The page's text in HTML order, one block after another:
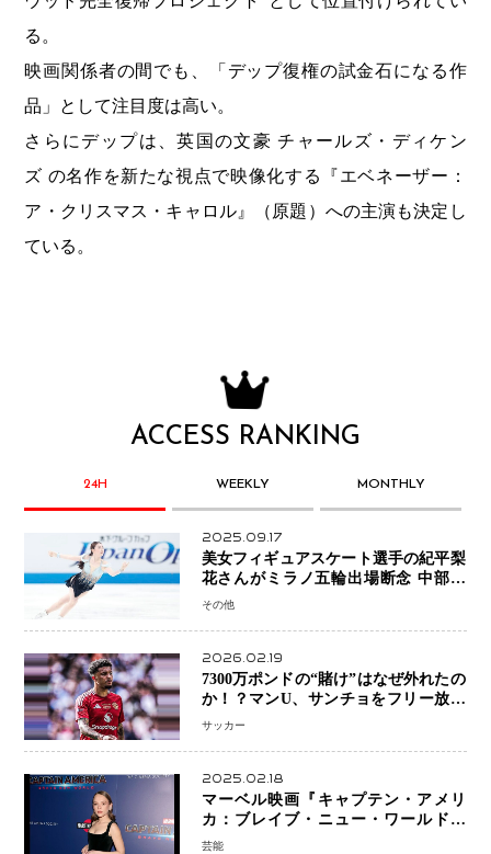
る。
映画関係者の間でも、「デップ復権の試金石になる作
品」として注目度は高い。
さらにデップは、英国の文豪 チャールズ・ディケン
ズ の名作を新たな視点で映像化する『エベネーザー：
ア・クリスマス・キャロル』（原題）への主演も決定し
ている。
ACCESS RANKING
24H WEEKLY MONTHLY
2025.09.17
美女フィギュアスケート選手の紀平梨
花さんがミラノ五輪出場断念 中部選
手権欠場を発表「安全最優先の判断」
その他
2026.02.19
7300万ポンドの“賭け”はなぜ外れたの
か！？マンU、サンチョをフリー放出
へ・・・補強戦略の転換点に
サッカー
2025.02.18
マーベル映画『キャプテン・アメリ
カ：ブレイブ・ニュー・ワールド』
新ブラック・ウィドウ役のシラ・ハー
芸能